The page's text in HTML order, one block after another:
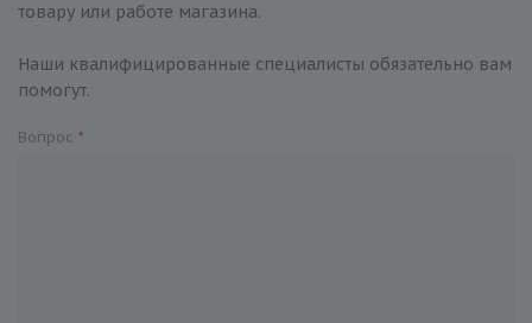
товару или работе магазина.
Наши квалифицированные специалисты обязательно вам
помогут.
Вопрос *